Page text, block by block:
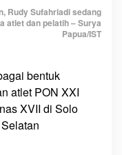
Rudy Sufahriadi sedang
atlet dan pelatih – Surya
Papua/IST
bentuk
atlet PON XXI
XVII di Solo